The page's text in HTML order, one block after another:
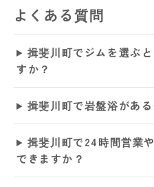
よくある質問
揖斐川町でジムを選ぶ
すか？
揖斐川町で岩盤浴があ
揖斐川町で24時間営業
できますか？